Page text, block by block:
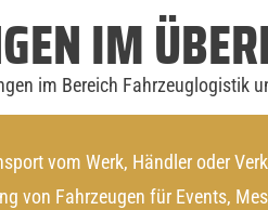
IM
im Bereich Fahrzeuglogistik
vom Werk, Händler oder
von Fahrzeugen für Events,